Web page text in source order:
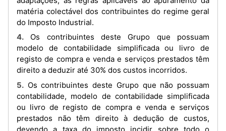
matéria colectável dos contribuintes do regime geral
do Imposto Industrial.
4. Os contribuintes deste Grupo que possuam
modelo de contabilidade simplificada ou livro de
registo de compra e venda e serviços prestados têm
direito a deduzir até 30% dos custos incorridos.
5. Os contribuintes deste Grupo que não possuam
contabilidade, modelo de contabilidade simplificada
ou livro de registo de compra e venda e serviços
prestados não têm direito à dedução de custos,